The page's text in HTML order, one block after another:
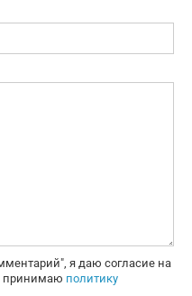
я даю согласие на
принимаю политику